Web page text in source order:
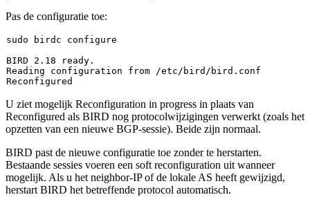
Pas de configuratie toe:
sudo
BIRD 2.18 ready.
Reading configuration from /etc/bird/bird.conf
U ziet mogelijk Reconfiguration in progress in plaats van
Reconfigured als BIRD nog protocolwijzigingen verwerkt (zoals het
opzetten van een nieuwe BGP-sessie). Beide zijn normaal.
BIRD past de nieuwe configuratie toe zonder te herstarten.
Bestaande sessies voeren een soft reconfiguration uit wanneer
mogelijk. Als u het neighbor-IP of de lokale AS heeft gewijzigd,
herstart BIRD het betreffende protocol automatisch.